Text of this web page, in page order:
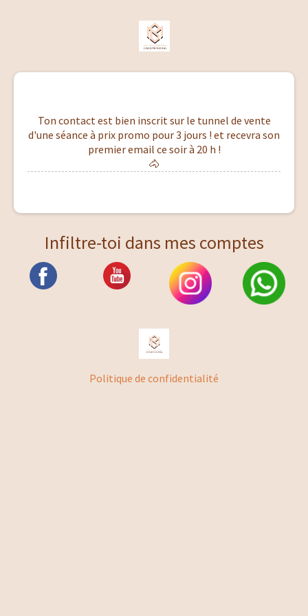
Ton contact est bien inscrit sur le tunnel de vente
d'une séance à prix promo pour 3 jours ! et recevra son
premier email ce soir à 20 h !
🐴
Infiltre-toi dans mes comptes
Politique de confidentialité